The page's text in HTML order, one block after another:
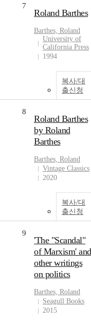
7
Roland Barthes
Barthes, Roland
University of
California Press
1994
복사/대
출신청
8
Roland Barthes
by Roland
Barthes
Barthes, Roland
Vintage Classics
2020
복사/대
출신청
9
'The "Scandal"
of Marxism' and
other writings
on politics
Barthes, Roland
Seagull Books
2015